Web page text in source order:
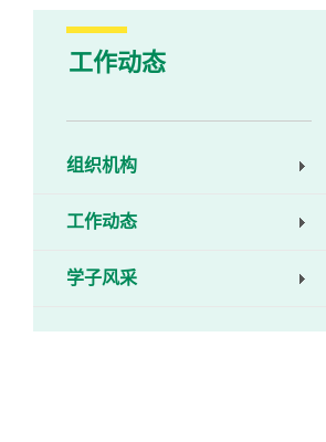
工作动态
组织机构
工作动态
学子风采